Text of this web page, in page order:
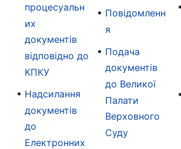
процесуальн
их
документів
відповідно до
КПКУ
Надсилання
документів
до
Електронних
Повідомленн
я
Подача
документів
до Великої
Палати
Верховного
Суду